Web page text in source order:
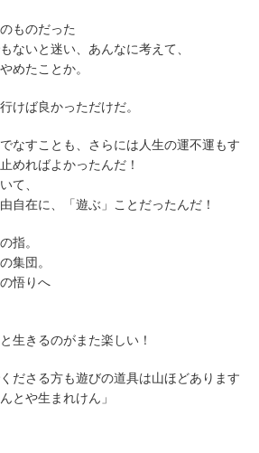
ものだった
ないと迷い、あんなに考えて、
めたことか。
けば良かっただけだ。
なすことも、さらには人生の運不運もす
めればよかったんだ！
て、
自在に、「遊ぶ」ことだったんだ！
指。
集団。
悟りへ
生きるのがまた楽しい！
ださる方も遊びの道具は山ほどあります
とや生まれけん」